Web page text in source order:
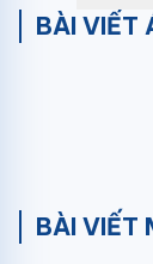
1325/1020/
Độ ồn khối
Độ ồn khối
Kích thước
BÀI VIẾT
BÀI VIẾT